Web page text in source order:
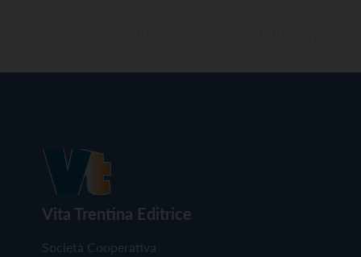
Vita Trentina Editrice
Società Cooperativa